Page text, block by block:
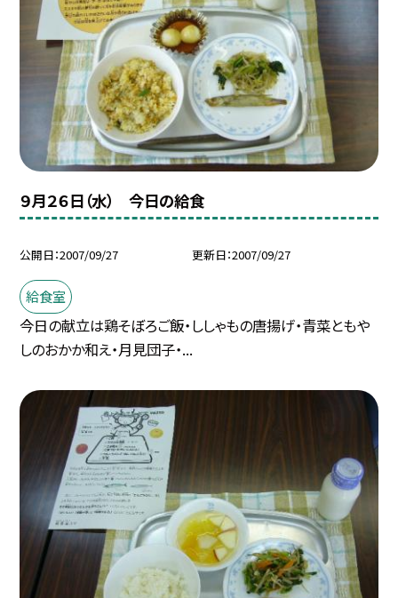
９月２６日（水） 今日の給食
公開日 2007/09/27 更新日 2007/09/27
給食室
今日の献立は鶏そぼろご飯・ししゃもの唐揚げ・青菜ともや
しのおかか和え・月見団子・...